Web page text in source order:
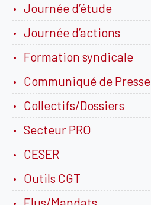
Journée d’étude
Journée d’actions
Formation syndicale
Communiqué de Presse
Collectifs/Dossiers
Secteur PRO
CESER
Outils CGT